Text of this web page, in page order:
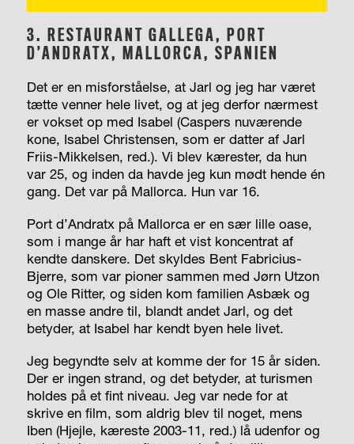
3. RESTAURANT GALLEGA, PORT
D’ANDRATX, MALLORCA, SPANIEN
Det er en misforståelse, at Jarl og jeg har været
tætte venner hele livet, og at jeg derfor nærmest
er vokset op med Isabel (Caspers nuværende
kone, Isabel Christensen, som er datter af Jarl
Friis-Mikkelsen, red.). Vi blev kærester, da hun
var 25, og inden da havde jeg kun mødt hende én
gang. Det var på Mallorca. Hun var 16.
Port d’Andratx på Mallorca er en sær lille oase,
som i mange år har haft et vist koncentrat af
kendte danskere. Det skyldes Bent Fabricius-
Bjerre, som var pioner sammen med Jørn Utzon
og Ole Ritter, og siden kom familien Asbæk og
en masse andre til, blandt andet Jarl, og det
betyder, at Isabel har kendt byen hele livet.
Jeg begyndte selv at komme der for 15 år siden.
Der er ingen strand, og det betyder, at turismen
holdes på et fint niveau. Jeg var nede for at
skrive en film, som aldrig blev til noget, mens
Iben (Hjejle, kæreste 2003-11, red.) lå udenfor og